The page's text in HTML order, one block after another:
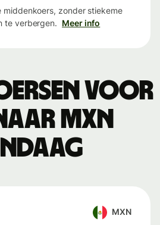
zonder stiekeme
te verbergen. Meer info
voor
MXN
MXN